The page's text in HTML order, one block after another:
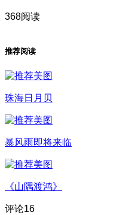
368阅读
推荐阅读
珠海日月贝
暴风雨即将来临
《山隅渡鸿》
评论16